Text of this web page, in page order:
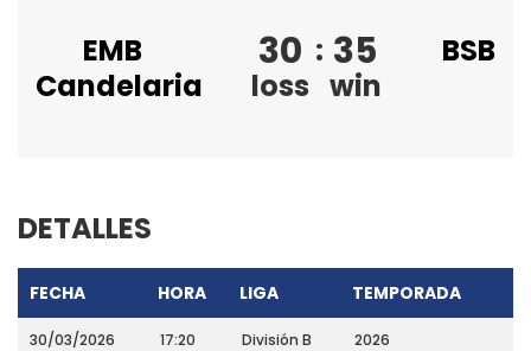
EMB
Candelaria
30
loss
: 35
win
BSB
DETALLES
FECHA HORA LIGA TEMPORADA
30/03/2026 17:20 División B 2026